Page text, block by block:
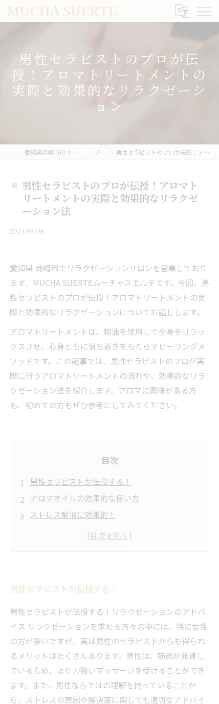
男性セラピストのプロが伝
授！アロマトリートメントの
実際と効果的なリラクゼーシ
ョン
愛知県岡崎市のリラクゼーションならMUCHA SUERTE ブログ 男性セラピストのプロが伝授！アロマトリートメントの実際と効果的なリラクゼーション法
男性セラピストのプロが伝授！アロマト
リートメントの実際と効果的なリラクゼ
ーション法
2024/04/08
愛知県 岡崎市でリラクゼーションサロンを営業しており
ます、MUCHA SUERTEムーチャスエルテです。今回、男
性セラピストのプロが伝授！アロマトリートメントの実
際と効果的なリラクゼーションについてお話しします。
アロマトリートメントは、精油を使用して全身をリラッ
クスさせ、心身ともに落ち着きをもたらすヒーリングメ
ソッドです。この記事では、男性セラピストのプロが実
際に行うアロマトリートメントの流れや、効果的なリラ
クゼーション法を紹介します。アロマに興味がある方
も、初めての方もぜひ参考にしてみてください。
目次
男性セラピストが伝授する！
アロマオイルの効果的な使い方
ストレス解消に効果的！
男性セラピストが実践するアロマトリートメン
男性セラピストが伝授する！
男性セラピストが伝授する！リラクゼーションのアドバ
イス リラクゼーションを求める方々の中には、特に女性
の方が多いですが、実は男性のセラピストからも得られ
るメリットはたくさんあります。男性は、筋肉が発達し
ているため、より力強いマッサージを受けることができ
ます。また、男性ならではの理解を持っていることか
ら、ストレスの原因や解決策に関しても適切なアドバイ